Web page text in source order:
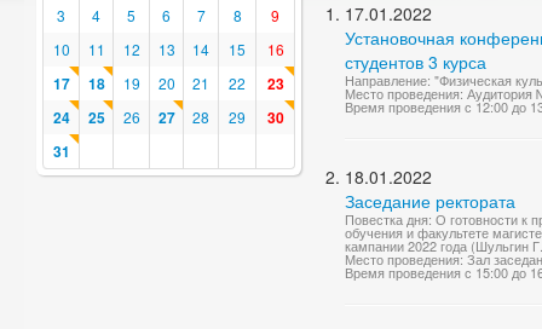
3
4 5 6 7 8
9
10
11 12 13 14 15 16
17 18 19 20 21 22
23
24
25 26 27 28 29
30
31
17.01.2022
Установочная
студентов 3 курса
Направление: "Физическая
Место проведения:
Время проведения с 12:00 до
18.01.2022
Заседание ректората
Повестка дня: О готовности к
обучения и факультете
кампании 2022 года (Шульгин
Место проведения: Зал
Время проведения с 15:00 до